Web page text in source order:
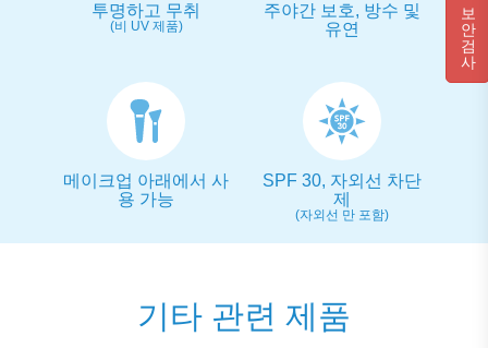
투명하고 무취
(비 UV 제품)
주야간 보호, 방수 및
유연
메이크업 아래에서 사
용 가능
SPF 30, 자외선 차단
제
(자외선 만 포함)
기타 관련 제품
보
안
검
사